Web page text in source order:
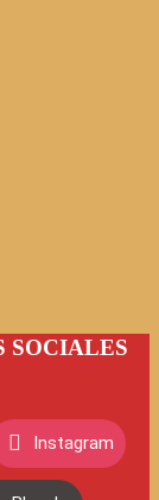
SOCIALES
Instagram